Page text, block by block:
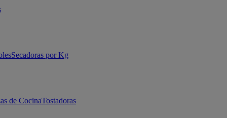
Secadoras por Kg
de CocinaTostadoras